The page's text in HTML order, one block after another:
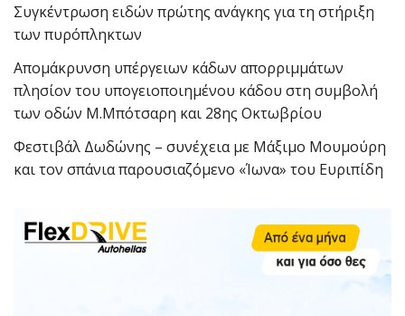
Συγκέντρωση ειδών πρώτης ανάγκης για τη στήριξη
των πυρόπληκτων
Απομάκρυνση υπέργειων κάδων απορριμμάτων
πλησίον του υπογειοποιημένου κάδου στη συμβολή
των οδών Μ.Μπότσαρη και 28ης Οκτωβρίου
Φεστιβάλ Δωδώνης – συνέχεια με Μάξιμο Μουμούρη
και τον σπάνια παρουσιαζόμενο «Ίωνα» του Ευριπίδη